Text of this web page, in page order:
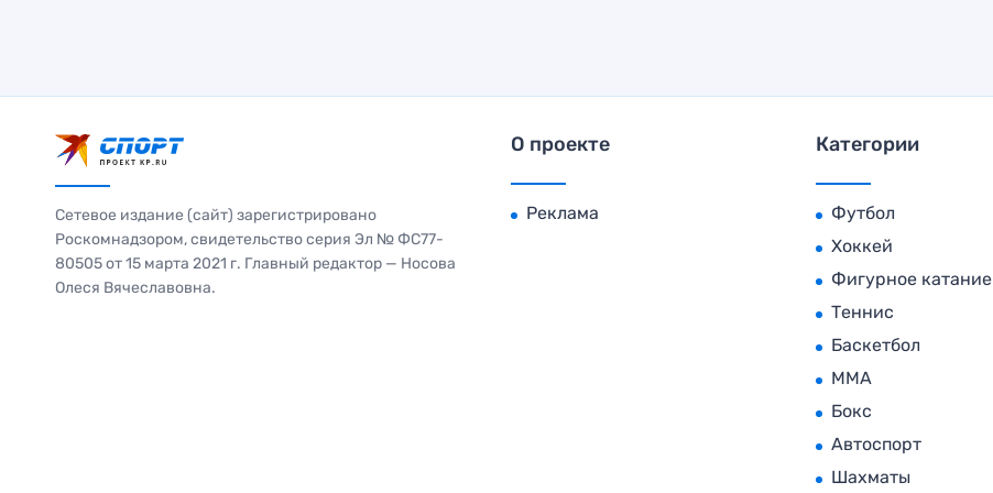
Сетевое издание (сайт) зарегистрировано
Роскомнадзором, свидетельство серия Эл № ФС77-
80505 от 15 марта 2021 г. Главный редактор — Носова
Олеся Вячеславовна.
О проекте
Реклама
Категории
Футбол
Хоккей
Фигурное катание
Теннис
Баскетбол
MMA
Бокс
Автоспорт
Шахматы